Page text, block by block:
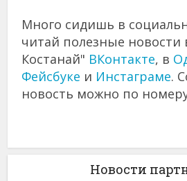
Много сидишь в
читай полезные новости
Костанай" ВКонтакте, в
Фейсбуке и Инстаграме.
новость можно по
Новости